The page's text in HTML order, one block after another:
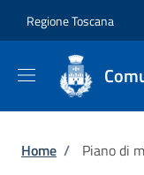
Regione Toscana
Briciole
Home / Piano di